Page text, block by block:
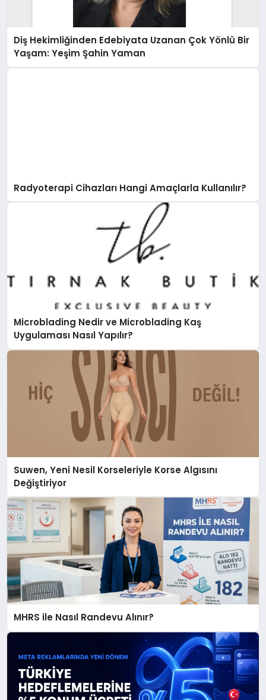
Diş Hekimliğinden Edebiyata Uzanan Çok Yönlü Bir
Yaşam: Yeşim Şahin Yaman
Radyoterapi Cihazları Hangi Amaçlarla Kullanılır?
Microblading Nedir ve Microblading Kaş
Uygulaması Nasıl Yapılır?
Suwen, Yeni Nesil Korseleriyle Korse Algısını
Değiştiriyor
MHRS ile Nasıl Randevu Alınır?